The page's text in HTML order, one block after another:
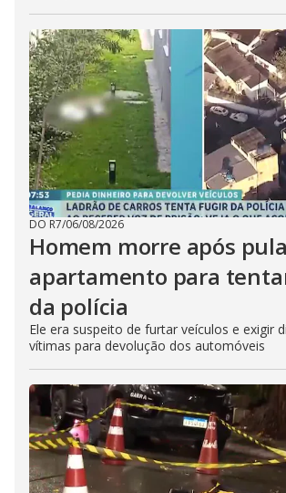
DO R7/06/08/2026
Homem morre após
apartamento para
da polícia
Ele era suspeito de furtar veículos e exigir
vítimas para devolução dos automóveis